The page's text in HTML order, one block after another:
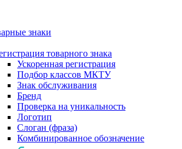
знаки
товарного знака
Ускоренная регистрация
Подбор классов МКТУ
Знак обслуживания
Бренд
Проверка на уникальность
Логотип
Слоган (фраза)
Комбинированное обозначение